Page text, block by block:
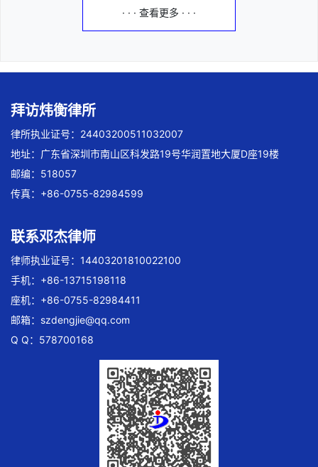
· · · 查看更多 · · ·
拜访炜衡律所
律所执业证号：24403200511032007
地址：广东省深圳市南山区科发路19号华润置地大厦D座19楼
邮编：518057
传真：+86-0755-82984599
联系邓杰律师
律师执业证号：14403201810022100
手机：+86-13715198118
座机：+86-0755-82984411
邮箱： szdengjie@qq.com
Q Q：578700168